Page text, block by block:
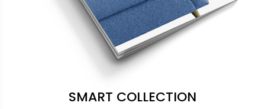
SMART COLLECTION